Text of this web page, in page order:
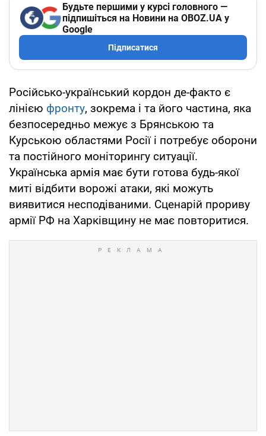
Будьте першими у курсі головного —
підпишіться на Новини на OBOZ.UA у
Google
Підписатися
Російсько-український кордон де-факто є
лінією фронту, зокрема і та його частина, яка
безпосередньо межує з Брянською та
Курською областями Росії і потребує оборони
та постійного моніторингу ситуації.
Українська армія має бути готова будь-якої
миті відбити ворожі атаки, які можуть
виявитися несподіваними. Сценарій прориву
армії РФ на Харківщину не має повторитися.